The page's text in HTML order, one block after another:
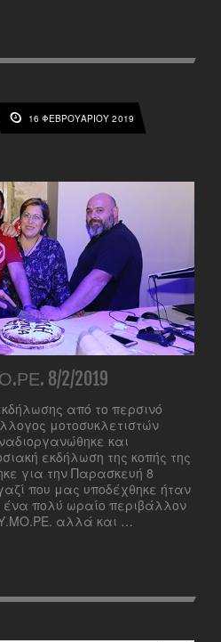
16 ΦΕΒΡΟΥΑΡΊΟΥ 2019
8/2/2019
από το περσινό
μοτοσυκλετιστών
και
εκδήλωση της κοπής της
για την Παρασκευή 8
που μας υποδέχθηκε ήταν
ένα πολύ ωραίο περιβάλλον
αλλά και …